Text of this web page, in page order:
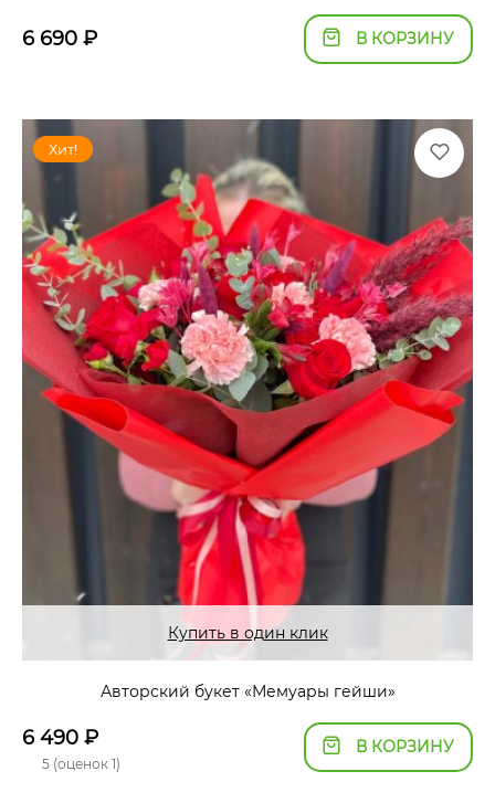
6 690 ₽ В КОРЗИНУ
Хит!
Купить в один клик
Авторский букет «Мемуары гейши»
6 490 ₽
5 (оценок 1)
В КОРЗИНУ